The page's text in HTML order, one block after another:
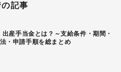
の記事
出産手当金とは？～支給条件・期間・
・申請手順を総まとめ